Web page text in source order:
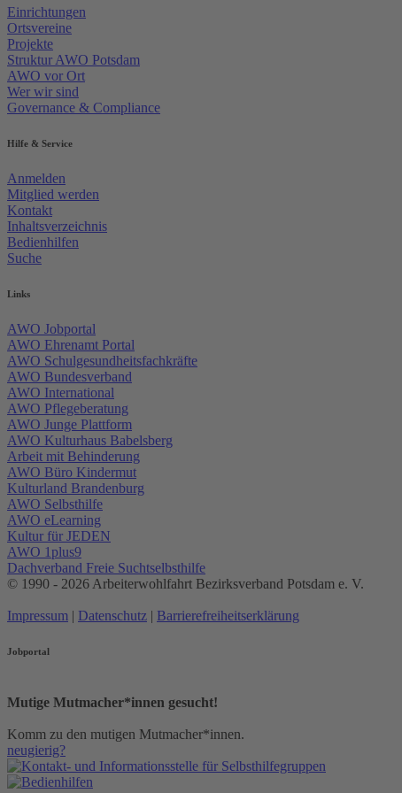
Einrichtungen
Ortsvereine
Projekte
Struktur AWO Potsdam
AWO vor Ort
Wer wir sind
Governance & Compliance
Hilfe & Service
Anmelden
Mitglied werden
Kontakt
Inhaltsverzeichnis
Bedienhilfen
Suche
Links
AWO Jobportal
AWO Ehrenamt Portal
AWO Schulgesundheitsfachkräfte
AWO Bundesverband
AWO International
AWO Pflegeberatung
AWO Junge Plattform
AWO Kulturhaus Babelsberg
Arbeit mit Behinderung
AWO Büro Kindermut
Kulturland Brandenburg
AWO Selbsthilfe
AWO eLearning
Kultur für JEDEN
AWO 1plus9
Dachverband Freie Suchtselbsthilfe
© 1990 - 2026 Arbeiterwohlfahrt Bezirksverband Potsdam e. V.
Impressum | Datenschutz | Barrierefreiheitserklärung
Jobportal
Mutige Mutmacher*innen gesucht!
Komm zu den mutigen Mutmacher*innen.
neugierig?